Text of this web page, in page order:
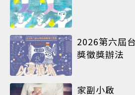
2026第六屆
獎徵獎辦法
家副小啟